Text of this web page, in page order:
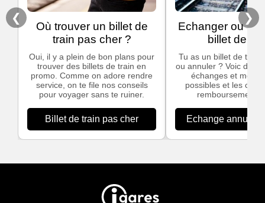
❮
Où trouver un billet de
train pas cher ?
Oui, il y a plein de bon plans pour
trouver des billets de train en
promo. Comme on adore rendre
service, on te file nos conseils
pour voyager sans te ruiner.
Billet de train pas cher
Echanger ou
billet de
Tu as un billet de train
ou annuler ? Voic des
échanges et
possibles et les
remboursement
Echange
❯